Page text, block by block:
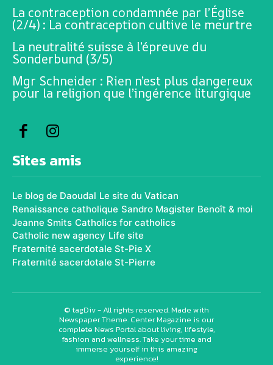
La contraception condamnée par l’Église
(2/4) : La contraception cultive le meurtre
La neutralité suisse à l’épreuve du
Sonderbund (3/5)
Mgr Schneider : Rien n’est plus dangereux
pour la religion que l’ingérence liturgique
Sites amis
Le blog de Daoudal Le site du Vatican
Renaissance catholique Sandro Magister Benoît & moi
Jeanne Smits Catholics for catholics
Catholic new agency Life site
Fraternité sacerdotale St-Pie X
Fraternité sacerdotale St-Pierre
© tagDiv - All rights reserved. Made with
Newspaper Theme. Center Magazine is our
complete News Portal about living, lifestyle,
fashion and wellness. Take your time and
immerse yourself in this amazing
experience!